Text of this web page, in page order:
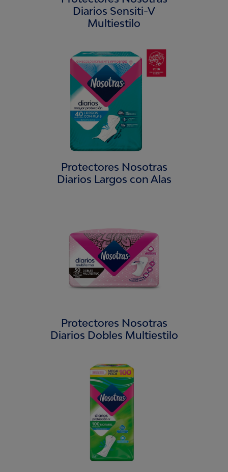
Diarios Sensiti-V
Multiestilo
Protectores Nosotras
Diarios Largos con Alas
Protectores Nosotras
Diarios Dobles Multiestilo